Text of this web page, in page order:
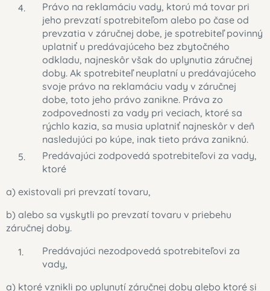
Právo na reklamáciu vady, ktorú má tovar pri
jeho prevzatí spotrebiteľom alebo po čase od
prevzatia v záručnej dobe, je spotrebiteľ povinný
uplatniť u predávajúceho bez zbytočného
odkladu, najneskôr však do uplynutia záručnej
doby. Ak spotrebiteľ neuplatní u predávajúceho
svoje právo na reklamáciu vady v záručnej
dobe, toto jeho právo zanikne. Práva zo
zodpovednosti za vady pri veciach, ktoré sa
rýchlo kazia, sa musia uplatniť najneskôr v deň
nasledujúci po kúpe, inak tieto práva zaniknú.
Predávajúci zodpovedá spotrebiteľovi za vady,
ktoré
a) existovali pri prevzatí tovaru,
b) alebo sa vyskytli po prevzatí tovaru v priebehu
záručnej doby.
Predávajúci nezodpovedá spotrebiteľovi za
vady,
a) ktoré vznikli po uplynutí záručnej doby alebo ktoré si